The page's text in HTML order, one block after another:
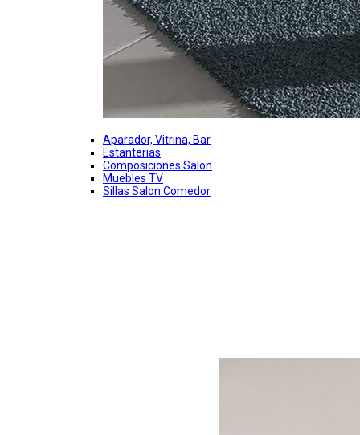
Aparador, Vitrina, Bar
Estanterias
Composiciones Salon
Muebles TV
Sillas Salon Comedor